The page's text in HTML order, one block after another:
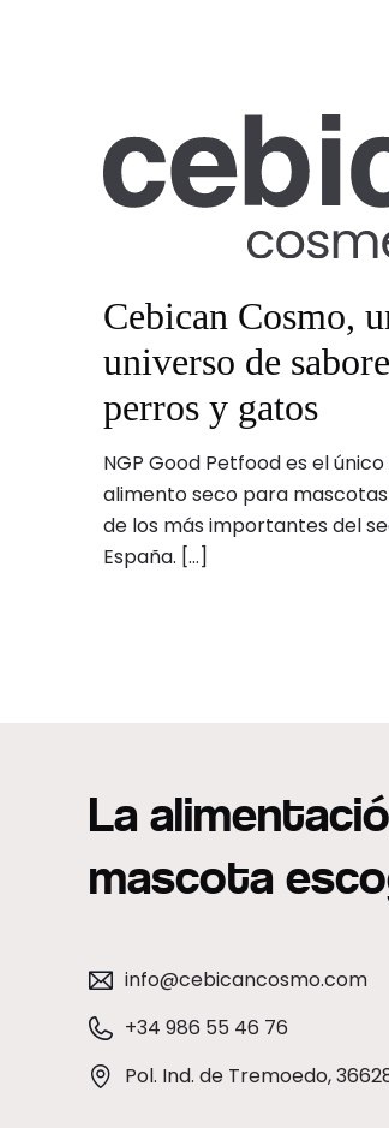
Cebican Cosmo,
universo de
perros y gatos
NGP Good Petfood es el
alimento seco para
de los más importantes del
España. […]
La
mascota
info@cebicancosmo.com
+34 986 55 46 76
Pol. Ind. de Tremoedo,